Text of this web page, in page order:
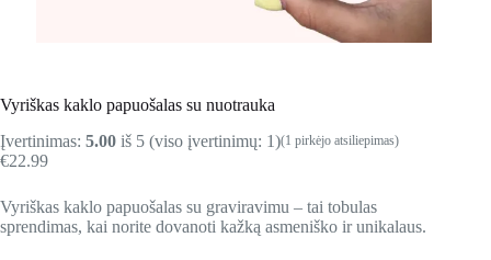
Vyriškas kaklo papuošalas su nuotrauka
Įvertinimas: 5.00 iš 5 (viso įvertinimų: 1)(1 pirkėjo atsiliepimas)
€22.99
Vyriškas kaklo papuošalas su graviravimu – tai tobulas
sprendimas, kai norite dovanoti kažką asmeniško ir unikalaus.